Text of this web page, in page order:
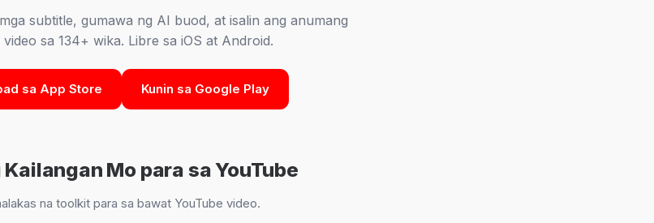
subtitle, gumawa ng AI buod, at isalin ang anumang
video sa 134+ wika. Libre sa iOS at Android.
sa App Store Kunin sa Google Play
Kailangan Mo para sa YouTube
na toolkit para sa bawat YouTube video.